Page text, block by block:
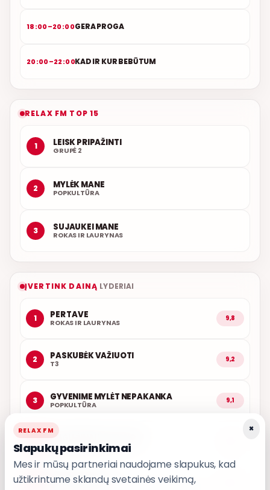
18:00–20:00GERA PROGA
20:00–22:00KAD IR KUR BEBŪTUM
RELAX FM TOP 15
1 LEISK PRIPAŽINTI
GRUPĖ 2
2 MYLĖK MANE
POPKULTŪRA
3 SUJAUKEI MANE
ROKAS IR LAURYNAS
ĮVERTINK DAINĄ LYDERIAI
1 PER TAVE
ROKAS IR LAURYNAS 9,8
2 PASKUBĖK VAŽIUOTI
T3 9,2
3 GYVENIME MYLĖT NEPAKANKA
POPKULTŪRA 9,1
ADOMAS VYŠNIAUSKAS
5 SAKYK KODĖL
PAULINA PAUKŠTAITYTĖ, GABRIELIUS VAGELIS
×
RELAX FM
Slapukų pasirinkimai
Mes ir mūsų partneriai naudojame slapukus, kad
užtikrintume sklandų svetainės veikimą,